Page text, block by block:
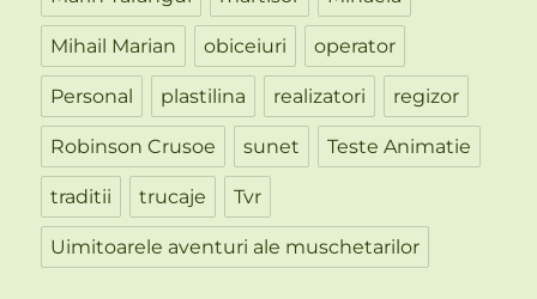
Mihail Marian obiceiuri operator
Personal plastilina realizatori regizor
Robinson Crusoe sunet Teste Animatie
traditii trucaje Tvr
Uimitoarele aventuri ale muschetarilor